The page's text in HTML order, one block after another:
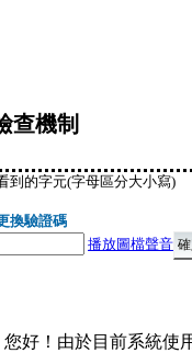
查機制
到的字元(字母區分大小寫)
換驗證碼
播放圖檔聲音
好！由於目前系統使